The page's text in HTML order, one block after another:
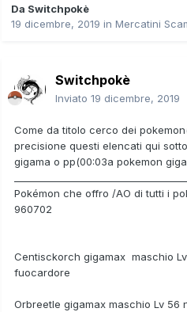
Da Switchpokè
19 dicembre, 2019 in Mercatini
Switchpokè
Inviato 19 dicembre, 2019
Come da titolo cerco dei
precisione questi elencati qui
gigama o pp(00:03a pokemon
Pokémon che offro /AO di tutti i
960702
Centisckorch gigamax maschio
fuocardore
Orbreetle gigamax maschio Lv 56